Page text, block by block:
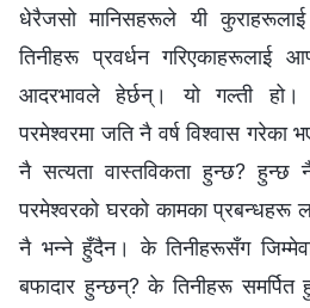
धेरैजसो मानिसहरूले यी
तिनीहरू प्रवर्धन गरिएकाहरूलाई
आदरभावले हेर्छन्। यो गल्ती हो।
परमेश्‍वरमा जति नै वर्ष विश्‍वास गरेका
नै सत्यता वास्तविकता हुन्छ?
परमेश्‍वरको घरको कामका प्रबन्धहरू
नै भन्ने हुँदैन। के तिनीहरूसँग
बफादार हुन्छन्? के तिनीहरू